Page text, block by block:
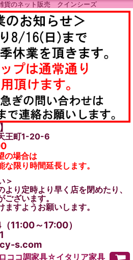
貨のネット販売 クインシーズ
王町1-20-6
の場合は
限り時間延長します。
＞
り定時より早く店を閉めたり、
ざいます。
すようお願いします。
11:00～17:00）
s.com
ココ調家具☆イタリア家具